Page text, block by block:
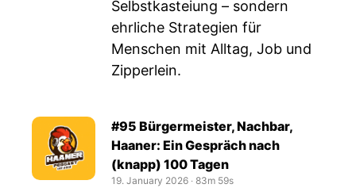
Selbstkasteiung – sondern
ehrliche Strategien für
Menschen mit Alltag, Job und
Zipperlein.
#95 Bürgermeister, Nachbar,
Haaner: Ein Gespräch nach
(knapp) 100 Tagen
19. January 2026 ‧ 83m 59s